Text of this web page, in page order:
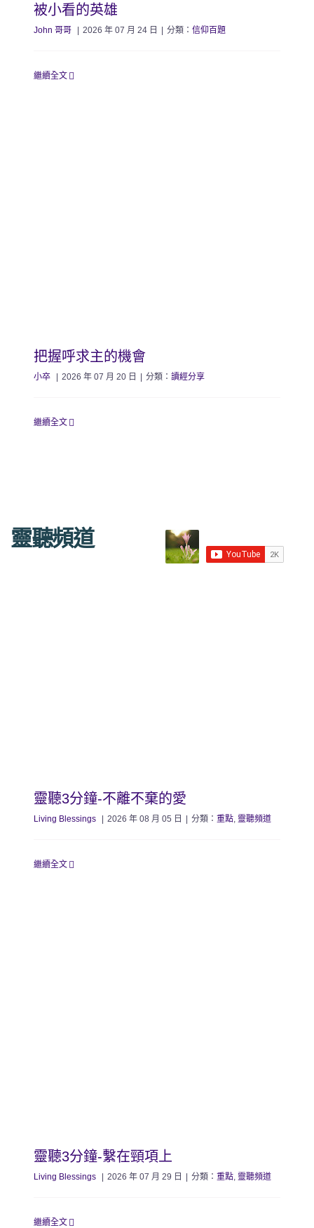
被小看的英雄
John 哥哥 2026 年 07 月 24 日 分類：信仰百題
繼續全文
把握呼求主的機會
小卒 | 2026 年 07 月 20 日 | 分類：讀經分享
繼續全文
靈聽頻道
靈聽3分鐘-不離不棄的愛
Living Blessings | 2026 年 08 月 05 日 | 分類：重點 靈聽頻道
繼續全文
靈聽3分鐘-繫在頸項上
Living Blessings | 2026 年 07 月 29 日 | 分類：重點 靈聽頻道
繼續全文